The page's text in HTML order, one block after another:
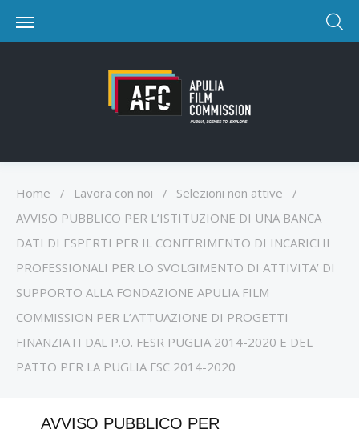
Home / Lavora con noi / Selezioni non attive
/
AVVISO PUBBLICO PER L’ISTITUZIONE DI UNA BANCA
DATI DI ESPERTI PER IL CONFERIMENTO DI INCARICHI
PROFESSIONALI PER LO SVOLGIMENTO DI ATTIVITA’ DI
SUPPORTO ALLA FONDAZIONE APULIA FILM
COMMISSION PER L’ATTUAZIONE DI PROGETTI
FINANZIATI DAL P.O. FESR PUGLIA 2014-2020 E DEL
PATTO PER LA PUGLIA FSC 2014-2020
AVVISO PUBBLICO PER